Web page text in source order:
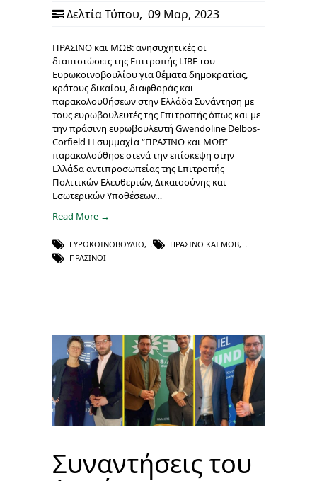
Δελτία Τύπου, 09 Μαρ, 2023
ΠΡΑΣΙΝΟ και ΜΩΒ: ανησυχητικές οι
διαπιστώσεις της Επιτροπής LIBE του
Ευρωκοινοβουλίου για θέματα δημοκρατίας,
κράτους δικαίου, διαφθοράς και
παρακολουθήσεων στην Ελλάδα Συνάντηση με
τους ευρωβουλευτές της Επιτροπής όπως και με
την πράσινη ευρωβουλευτή Gwendoline Delbos-
Corfield Η συμμαχία “ΠΡΑΣΙΝΟ και ΜΩΒ”
παρακολούθησε στενά την επίσκεψη στην
Ελλάδα αντιπροσωπείας της Επιτροπής
Πολιτικών Ελευθεριών, Δικαιοσύνης και
Εσωτερικών Υποθέσεων…
Read More →
ΕΥΡΩΚΟΙΝΟΒΟΎΛΙΟ, ΠΡΑΣΙΝΟ ΚΑΙ ΜΩΒ,
ΠΡΆΣΙΝΟΙ
Συναντήσεις του